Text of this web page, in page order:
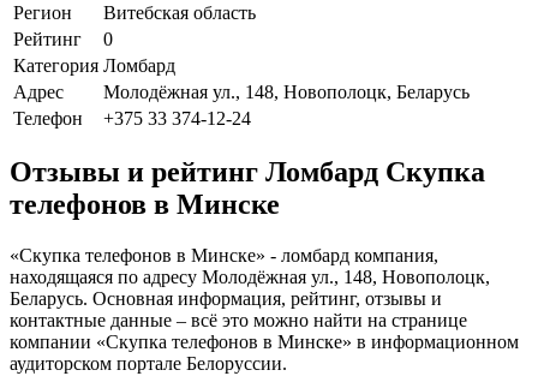
Регион
Витебская область
Рейтинг
0
Категория Ломбард
Адрес
Молодёжная ул., 148, Новополоцк, Беларусь
Телефон
+375 33 374-12-24
Отзывы и рейтинг Ломбард Скупка
телефонов в Минске
«Скупка телефонов в Минске» - ломбард компания,
находящаяся по адресу Молодёжная ул., 148, Новополоцк,
Беларусь. Основная информация, рейтинг, отзывы и
контактные данные – всё это можно найти на странице
компании «Скупка телефонов в Минске» в информационном
аудиторском портале Белоруссии.